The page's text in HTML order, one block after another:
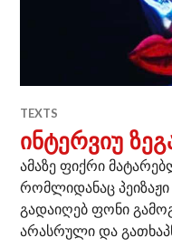
TEXTS
ინტერვიუ
ამაზე ფიქრი
რომლიდანაც
გადაიღებ ფონი
არასრული და